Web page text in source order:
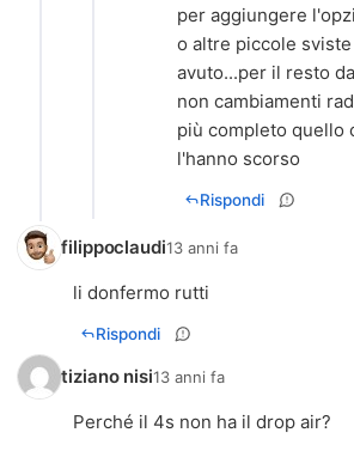
per aggiungere
o altre piccole
avuto...per il resto
non cambiamenti
più completo quello
l'hanno scorso
Rispondi
filippoclaudi13 anni fa
li donfermo rutti
Rispondi
tiziano nisi13 anni fa
Perché il 4s non ha il drop air?